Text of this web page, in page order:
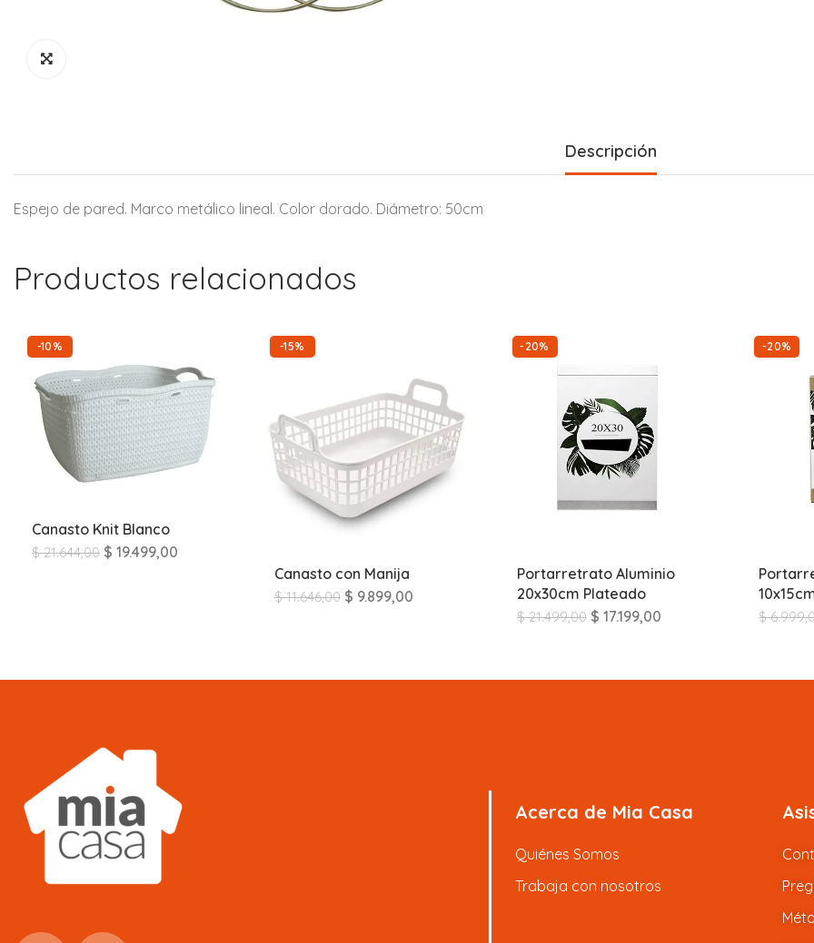
Descripción
Espejo de pared. Marco metálico lineal. Color dorado. Diámetro: 50cm
Productos relacionados
-10%
Canasto Knit Blanco
$21.644,00 $ 19.499,00
-15%
Canasto con Manija
$11.646,00 $ 9.899,00
-20%
Portarretrato Aluminio
20x30cm Plateado
$21.499,00 $ 17.199,00
-20%
$
Acerca de Mia Casa
Quiénes Somos
Trabaja con nosotros